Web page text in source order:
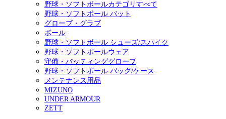
野球・ソフトボールカテゴリすべて
野球・ソフトボール バット
グローブ・グラブ
ボール
野球・ソフトボール シューズ/スパイク
野球・ソフトボールウェア
守備・バッティンググローブ
野球・ソフトボール バッグ/ケース
メンテナンス用品
MIZUNO
UNDER ARMOUR
ZETT